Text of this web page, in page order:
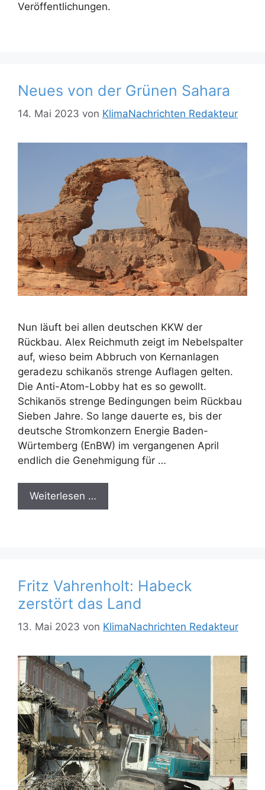
Veröffentlichungen.
Neues von der Grünen Sahara
14. Mai 2023 von KlimaNachrichten Redakteur
Nun läuft bei allen deutschen KKW der
Rückbau. Alex Reichmuth zeigt im Nebelspalter
auf, wieso beim Abbruch von Kernanlagen
geradezu schikanös strenge Auflagen gelten.
Die Anti-Atom-Lobby hat es so gewollt.
Schikanös strenge Bedingungen beim Rückbau
Sieben Jahre. So lange dauerte es, bis der
deutsche Stromkonzern Energie Baden-
Würtemberg (EnBW) im vergangenen April
endlich die Genehmigung für …
Weiterlesen …
Fritz Vahrenholt: Habeck
zerstört das Land
13. Mai 2023 von KlimaNachrichten Redakteur